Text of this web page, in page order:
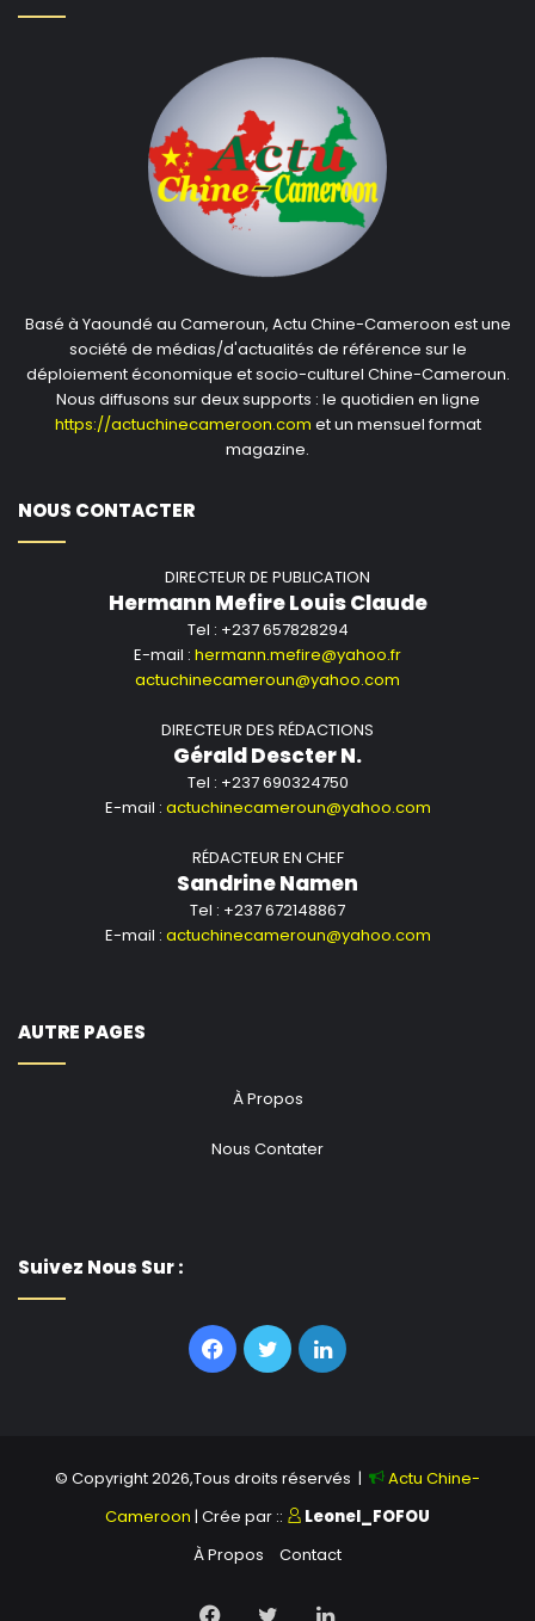
Basé à Yaoundé au Cameroun, Actu Chine-Cameroon est une
société de médias/d'actualités de référence sur le
déploiement économique et socio-culturel Chine-Cameroun.
Nous diffusons sur deux supports : le quotidien en ligne
https://actuchinecameroon.com et un mensuel format
magazine.
NOUS CONTACTER
DIRECTEUR DE PUBLICATION
Hermann Mefire Louis Claude
Tel : +237 657828294
E-mail : hermann.mefire@yahoo.fr
actuchinecameroun@yahoo.com
DIRECTEUR DES RÉDACTIONS
Gérald Descter N.
Tel : +237 690324750
E-mail : actuchinecameroun@yahoo.com
RÉDACTEUR EN CHEF
Sandrine Namen
Tel : +237 672148867
E-mail : actuchinecameroun@yahoo.com
AUTRE PAGES
À Propos
Nous Contater
Suivez Nous Sur :
Facebook
TwitterLinkedin
© Copyright 2026,Tous droits réservés |
Actu Chine-
Cameroon | Crée par ::
Leonel_FOFOU
À Propos
Contact
Facebook
TwitterLinkedin